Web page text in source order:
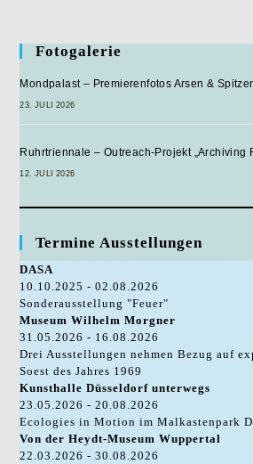
Fotogalerie
Mondpalast – Premierenfotos Arsen &
23. JULI 2026
Ruhrtriennale – Outreach-Projekt „Archiving
12. JULI 2026
Termine Ausstellungen
DASA
10.10.2025 - 02.08.2026
Sonderausstellung "Feuer"
Museum Wilhelm Morgner
31.05.2026 - 16.08.2026
Drei Ausstellungen nehmen Bezug auf
Soest des Jahres 1969
Kunsthalle Düsseldorf unterwegs
23.05.2026 - 20.08.2026
Ecologies in Motion im Malkastenpark
Von der Heydt-Museum Wuppertal
22.03.2026 - 30.08.2026